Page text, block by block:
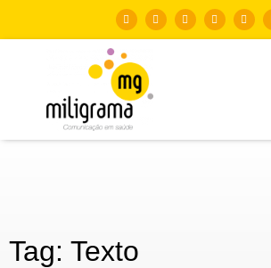
Tag: Texto